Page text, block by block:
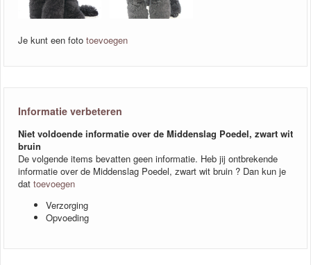
Je kunt een foto toevoegen
Informatie verbeteren
Niet voldoende informatie over de Middenslag Poedel, zwart wit
bruin
De volgende items bevatten geen informatie. Heb jij ontbrekende
informatie over de Middenslag Poedel, zwart wit bruin ? Dan kun je
dat toevoegen
Verzorging
Opvoeding